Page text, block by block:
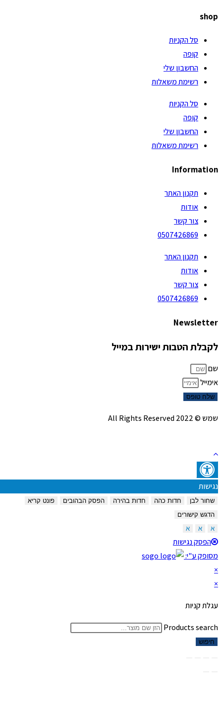
shop
סל הקניות
קופה
החשבון שלי
רשימת משאלות
סל הקניות
קופה
החשבון שלי
רשימת משאלות
Information
תקנון האתר
אודות
צור קשר
0507426869
תקנון האתר
אודות
צור קשר
0507426869
Newsletter
לקבלת הטבות ישירות במייל
שם
אימייל
שלח טופס
שמש © 2022 All Rights Reserved
נגישות
שחור לבן חדות כהה חדות בהירה הפסק הבהובים
פונט קריא
הדגש קישורים
הפסק נגישות
מסופק ע"י:
עגלת קניות
Products search
חיפוש